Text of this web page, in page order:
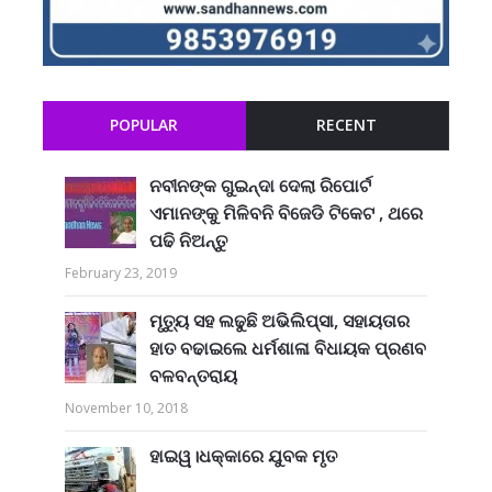
POPULAR RECENT
ନବୀନଙ୍କ ଗୁଇନ୍ଦା ଦେଲା ରିପୋର୍ଟ
ଏମାନଙ୍କୁ ମିଳିବନି ବିଜେଡି ଟିକେଟ , ଥରେ
ପଢି ନିଅନ୍ତୁ
February 23, 2019
ମୃତ୍ୟୁ ସହ ଲଢୁଛି ଅଭିଲିପ୍ସା, ସହାୟତାର
ହାତ ବଢାଇଲେ ଧର୍ମଶାଳା ବିଧାୟକ ପ୍ରଣବ
ବଳବନ୍ତରାୟ
November 10, 2018
ହାଇୱ।ଧକ୍କାରେ ଯୁବକ ମୃତ